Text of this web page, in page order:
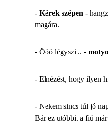
- Kérek szépen -
magára.
- Ööö légyszi... -
- Elnézést, hogy ilyen
- Nekem sincs túl jó
Bár ez utóbbit a fiú